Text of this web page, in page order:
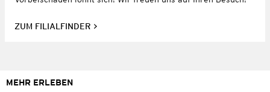
ZUM FILIALFINDER
MEHR ERLEBEN